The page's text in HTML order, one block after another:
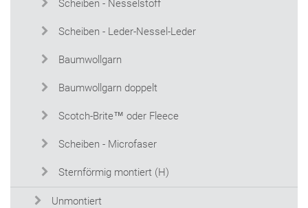
Scheiben - Nesselstoff
Scheiben - Leder-Nessel-Leder
Baumwollgarn
Baumwollgarn doppelt
Scotch-Brite™ oder Fleece
Scheiben - Microfaser
Sternförmig montiert (H)
Unmontiert